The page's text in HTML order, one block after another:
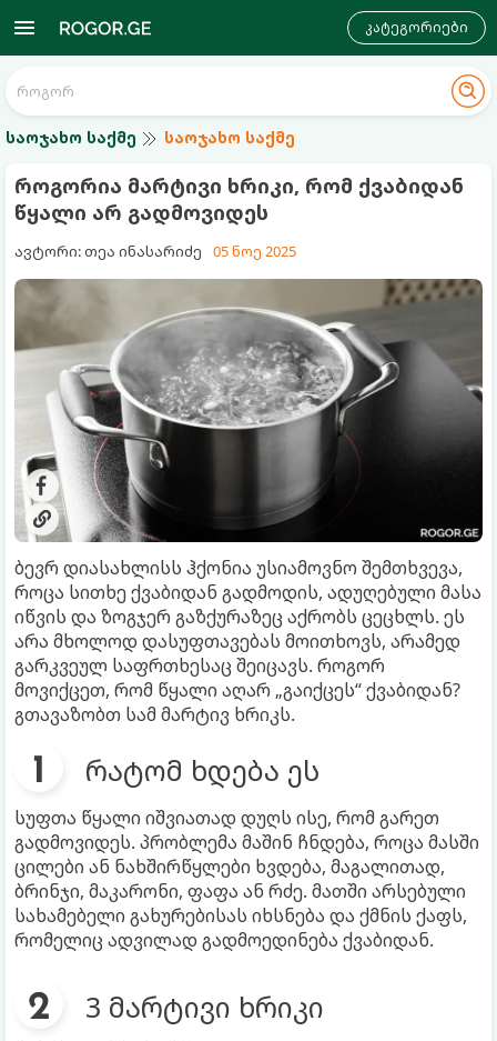
კატეგორიები
საოჯახო საქმე საოჯახო საქმე
როგორია მარტივი ხრიკი, რომ ქვაბიდან
წყალი არ გადმოვიდეს
ავტორი: თეა ინასარიძე 05 ნოე 2025
ბევრ დიასახლისს ჰქონია უსიამოვნო შემთხვევა,
როცა სითხე ქვაბიდან გადმოდის, ადუღებული მასა
იწვის და ზოგჯერ გაზქურაზეც აქრობს ცეცხლს. ეს
არა მხოლოდ დასუფთავებას მოითხოვს, არამედ
გარკვეულ საფრთხესაც შეიცავს. როგორ
მოვიქცეთ, რომ წყალი აღარ „გაიქცეს“ ქვაბიდან?
გთავაზობთ სამ მარტივ ხრიკს.
რატომ ხდება ეს
სუფთა წყალი იშვიათად დუღს ისე, რომ გარეთ
გადმოვიდეს. პრობლემა მაშინ ჩნდება, როცა მასში
ცილები ან ნახშირწყლები ხვდება, მაგალითად,
ბრინჯი, მაკარონი, ფაფა ან რძე. მათში არსებული
სახამებელი გახურებისას იხსნება და ქმნის ქაფს,
რომელიც ადვილად გადმოედინება ქვაბიდან.
3 მარტივი ხრიკი